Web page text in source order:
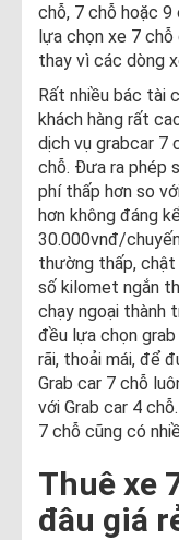
chỗ, 7 chỗ hoặc 9
lựa chọn xe 7
thay vì các dòng
Rất nhiều bác tài
khách hàng rất
dịch vụ grabcar 7
chỗ. Đưa ra phép
phí thấp hơn so
hơn không đáng
30.000vnđ/
thường thấp, chật
số kilomet ngắn
chạy ngoại thành
đều lựa chọn
rãi, thoải mái, để
Grab car 7 chỗ
với Grab car 4
7 chỗ cũng có
Thuê xe
đâu giá